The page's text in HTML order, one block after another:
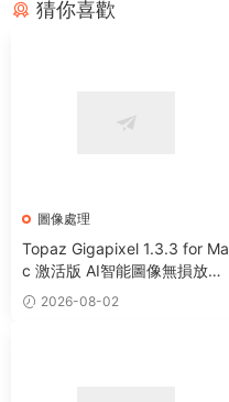
猜你喜歡
圖像處理
Topaz Gigapixel 1.3.3 for Ma
c 激活版 AI智能圖像無損放大
工具2026-08-02